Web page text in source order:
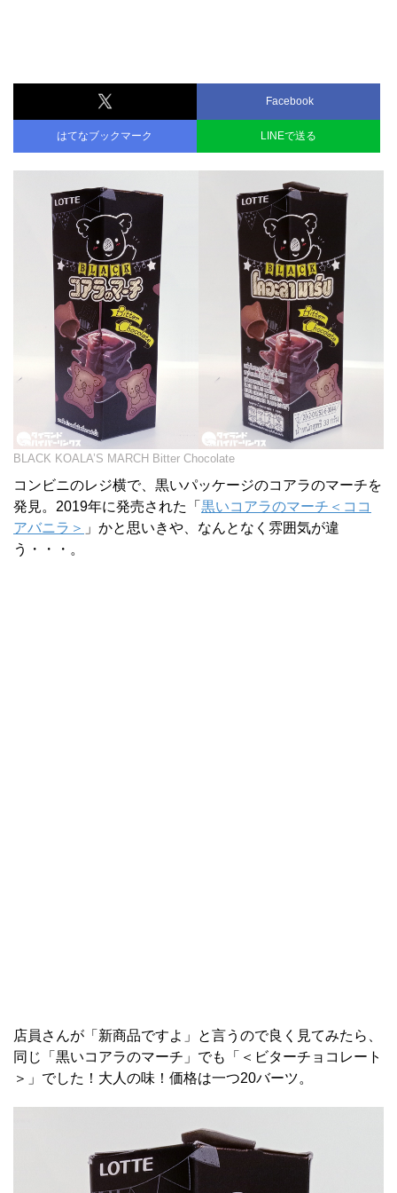
Facebook
はてなブックマーク LINEで送る
BLACK KOALA’S MARCH Bitter Chocolate
コンビニのレジ横で、黒いパッケージのコアラのマーチを
発見。2019年に発売された「 黒いコアラのマーチ＜ココ
アバニラ＞ 」かと思いきや、なんとなく雰囲気が違
う・・・。
店員さんが「新商品ですよ」と言うので良く見てみたら、
同じ「黒いコアラのマーチ」でも「＜ビターチョコレート
＞」でした！大人の味！価格は一つ20バーツ。